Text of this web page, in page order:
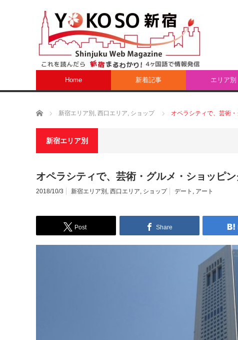
Home 新着記事 エリア別
ホーム 新宿エリア別 , 西口エリア, ショップ オペラシティで、芸術
新宿エリア別
オペラシティで、芸術・グルメ・ショッピン
2018/10/3 新宿エリア別 , 西口エリア, ショップ デート , アート
Post Share